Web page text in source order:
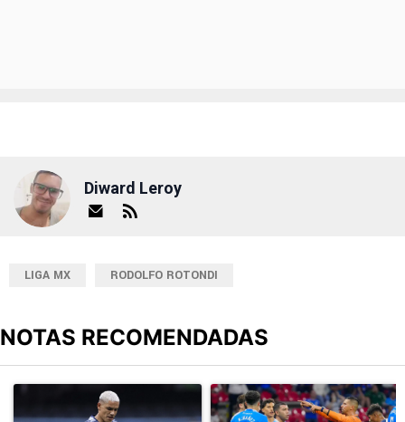
Diward Leroy
LIGA MX RODOLFO ROTONDI
NOTAS RECOMENDADAS
Un artículo de tendencia con el título "Revelan un detalle clave
Un artículo de tendencia con el